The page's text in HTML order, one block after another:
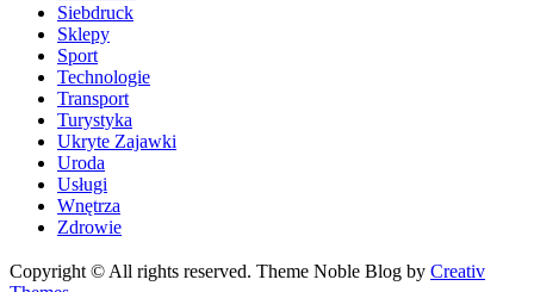
Siebdruck
Sklepy
Sport
Technologie
Transport
Turystyka
Ukryte Zajawki
Uroda
Usługi
Wnętrza
Zdrowie
Copyright © All rights reserved. Theme Noble Blog by Creativ